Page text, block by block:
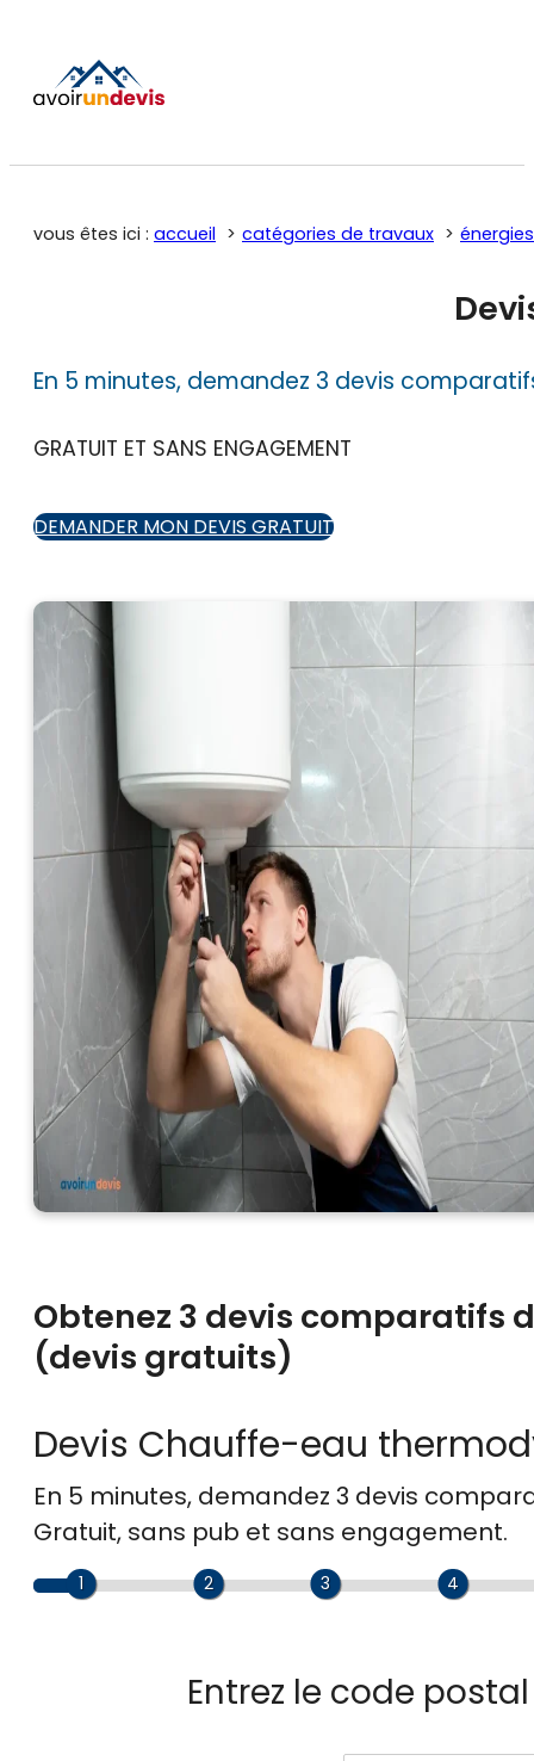
vous êtes ici : accueil catégories de travaux
En 5 minutes, demandez 3 devis
GRATUIT ET SANS ENGAGEMENT
DEMANDER MON DEVIS GRATUIT
Obtenez 3 devis
(devis gratuits)
Devis Chauffe-eau
En 5 minutes, demandez 3 devis
Gratuit, sans pub et sans engagement.
1 2 3 4
Entrez le code